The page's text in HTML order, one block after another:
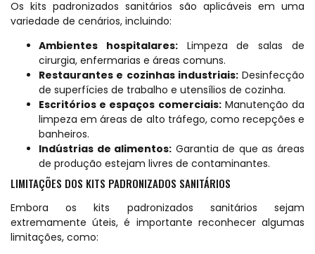
Os kits padronizados sanitários são aplicáveis em uma
variedade de cenários, incluindo:
Ambientes hospitalares:Limpeza de salas de
cirurgia, enfermarias e áreas comuns.
Restaurantes e cozinhas industriais:Desinfecção
de superfícies de trabalho e utensílios de cozinha.
Escritórios e espaços comerciais:Manutenção da
limpeza em áreas de alto tráfego, como recepções e
banheiros.
Indústrias de alimentos: Garantia de que as áreas
de produção estejam livres de contaminantes.
LIMITAÇÕES DOS KITS PADRONIZADOS SANITÁRIOS
Embora os kits padronizados sanitários sejam
extremamente úteis, é importante reconhecer algumas
limitações, como: